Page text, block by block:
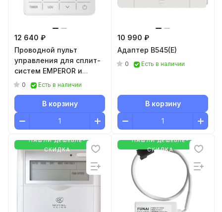
12 640 ₽
Проводной пульт
управления для сплит-
систем EMPEROR и
мульти-сплит систем
0 Есть в наличии
В корзину
10 990 ₽
Адаптер B545(E)
0 Есть в наличии
В корзину
НАШЛИ ДЕШЕВЛЕ-
СКИДКА
НАШЛИ ДЕШЕВЛЕ-
СКИДКА